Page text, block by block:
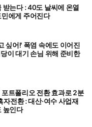
받는다 : 40도 날씨에 온열
에게 주어진다
싶어!' 폭염 속에도 이어진
당이 대기 손님 위해 준비한
트폴리오 전환 효과로 2분
자전환 : 대산·여수 사업재
높인다